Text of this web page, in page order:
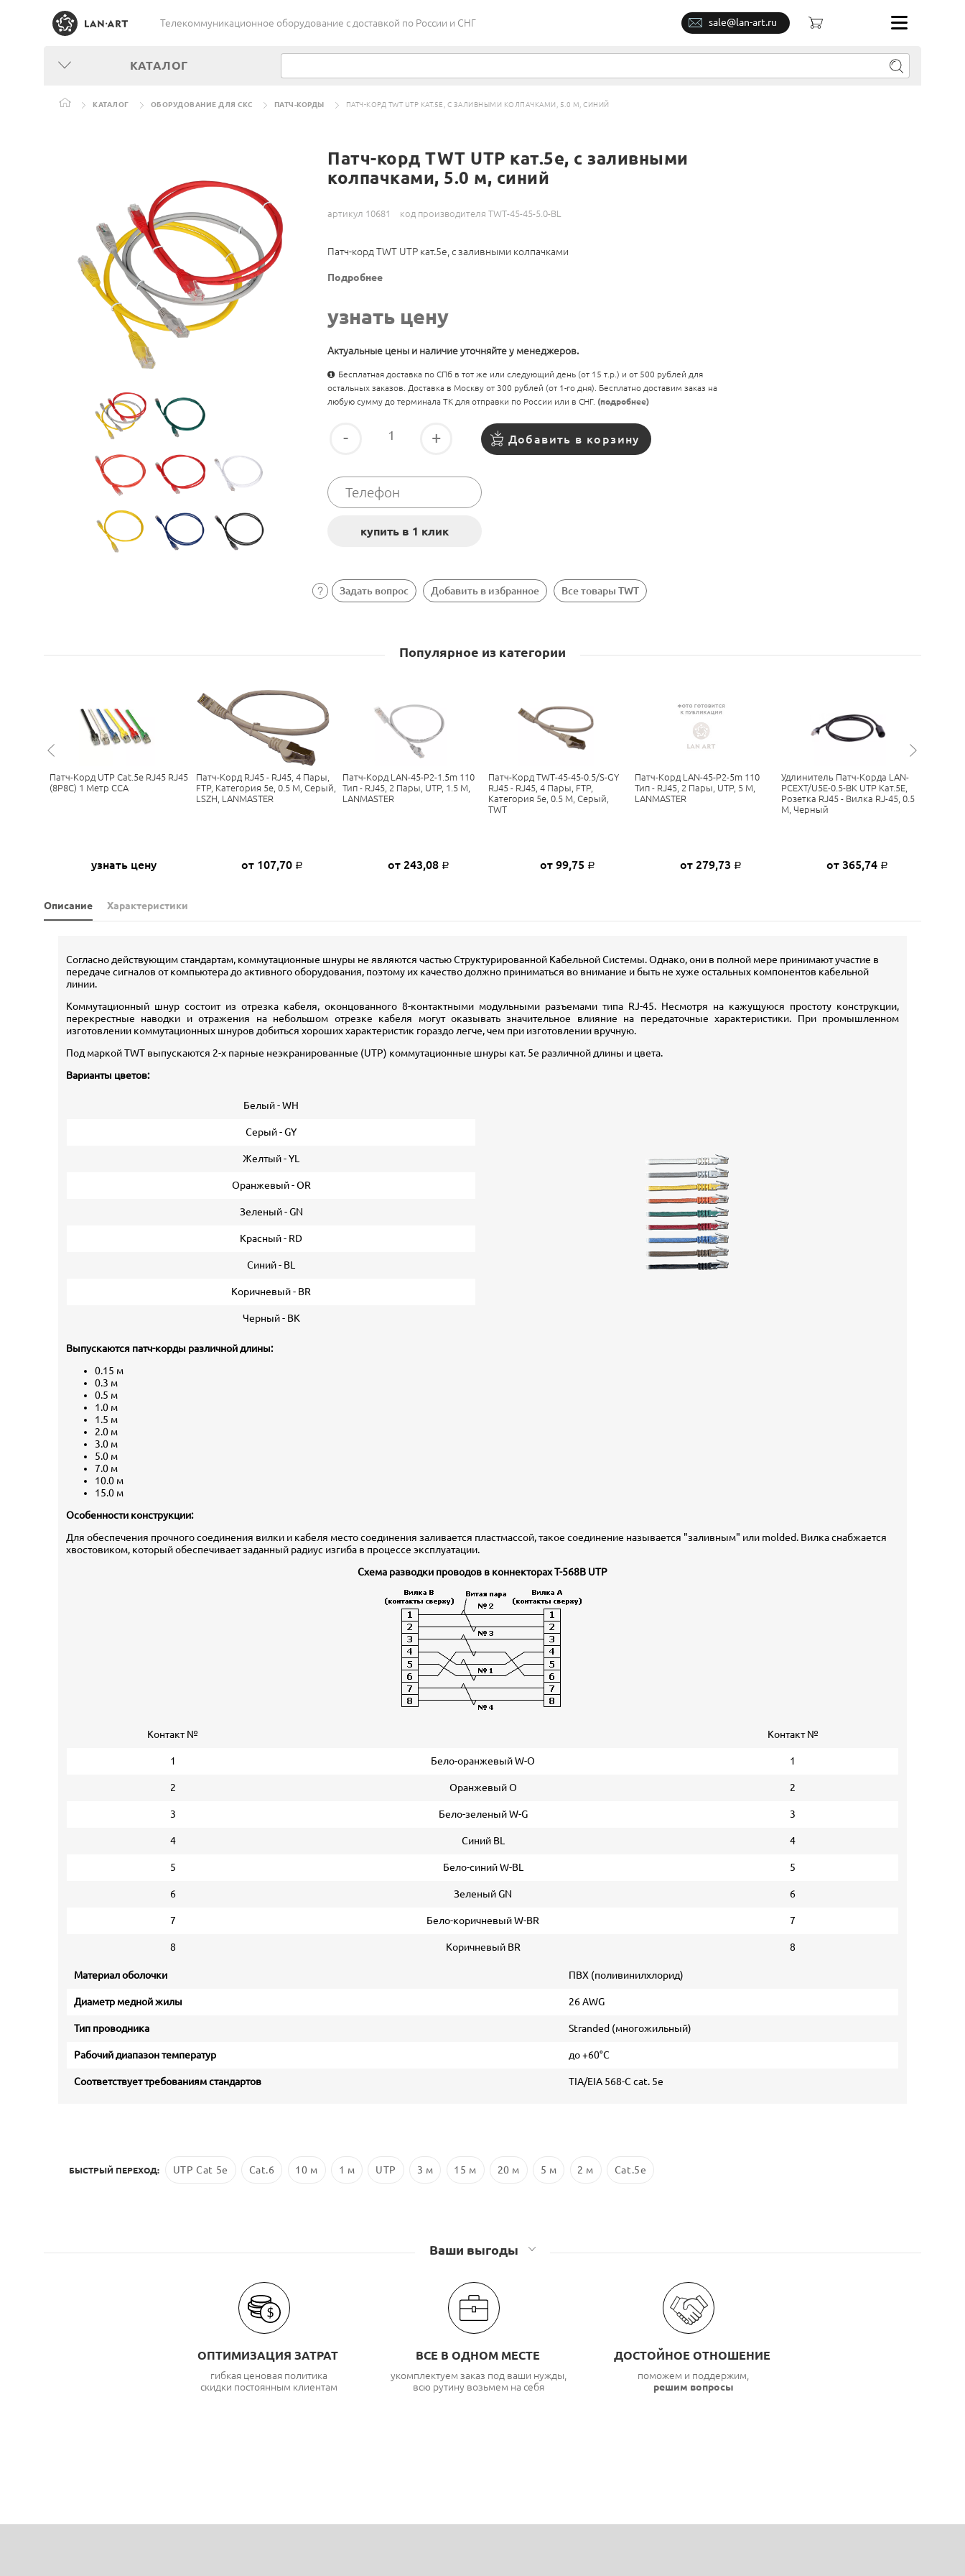
Телекоммуникационное оборудование c доставкой по России и СНГ sale@lan-art.ru
КАТАЛОГ
КАТАЛОГ ОБОРУДОВАНИЕ ДЛЯ СКС ПАТЧ-КОРДЫ ПАТЧ-КОРД TWT UTP КАТ.5E, С ЗАЛИВНЫМИ КОЛПАЧКАМИ, 5.0 М, СИНИЙ
Патч-корд TWT UTP кат.5e, с заливными
колпачками, 5.0 м, синий
артикул 10681 код производителя TWT-45-45-5.0-BL
Патч-корд TWT UTP кат.5e, с заливными колпачками
Подробнее
узнать цену
Актуальные цены и наличие уточняйте у менеджеров.
Бесплатная доставка по СПб в тот же или следующий день (от 15 т.р.) и от 500 рублей для
остальных заказов. Доставка в Москву от 300 рублей (от 1-го дня). Бесплатно доставим заказ на
любую сумму до терминала ТК для отправки по России или в СНГ. (подробнее)
- + Добавить в корзину
Задать вопрос Добавить в избранное Все товары TWT
Популярное из категории
Патч-Корд UTP Cat.5e RJ45 RJ45
(8P8C) 1 Метр CCA
узнать цену
Патч-Корд RJ45 - RJ45, 4 Пары,
FTP, Категория 5е, 0.5 М, Серый,
LSZH, LANMASTER
от 107,70 Р
Патч-Корд LAN-45-P2-1.5m 110
Тип - RJ45, 2 Пары, UTP, 1.5 М,
LANMASTER
от 243,08 Р
Патч-Корд TWT-45-45-0.5/S-GY
RJ45 - RJ45, 4 Пары, FTP,
Категория 5е, 0.5 М, Серый,
TWT
от 99,75 Р
Патч-Корд LAN-45-P2-5m 110
Тип - RJ45, 2 Пары, UTP, 5 М,
LANMASTER
от 279,73 Р
Удлинитель Патч-Корда LAN-
PCEXT/U5E-0.5-BK UTP Кат.5E,
Розетка RJ45 - Вилка RJ-45, 0.5
М, Черный
от 365,74 Р
Описание Характеристики
Согласно действующим стандартам, коммутационные шнуры не являются частью Структурированной Кабельной Системы. Однако, они в полной мере принимают участие в
передаче сигналов от компьютера до активного оборудования, поэтому их качество должно приниматься во внимание и быть не хуже остальных компонентов кабельной
линии.
Коммутационный шнур состоит из отрезка кабеля, оконцованного 8-контактными модульными разъемами типа RJ-45. Несмотря на кажущуюся простоту конструкции,
перекрестные наводки и отражения на небольшом отрезке кабеля могут оказывать значительное влияние на передаточные характеристики. При промышленном
изготовлении коммутационных шнуров добиться хороших характеристик гораздо легче, чем при изготовлении вручную.
Под маркой TWT выпускаются 2-х парные неэкранированные (UTP) коммутационные шнуры кат. 5е различной длины и цвета.
Варианты цветов:
Белый - WH
Серый - GY
Желтый - YL
Оранжевый - OR
Зеленый - GN
Красный - RD
Синий - BL
Коричневый - BR
Черный - BK
Выпускаются патч-корды различной длины:
0.15 м
0.3 м
0.5 м
1.0 м
1.5 м
2.0 м
3.0 м
5.0 м
7.0 м
10.0 м
15.0 м
Особенности конструкции:
Для обеспечения прочного соединения вилки и кабеля место соединения заливается пластмассой, такое соединение называется "заливным" или molded. Вилка снабжается
хвостовиком, который обеспечивает заданный радиус изгиба в процессе эксплуатации.
Схема разводки проводов в коннекторах T-568B UTP
Контакт № Контакт №
1 Бело-оранжевый W-O 1
2 Оранжевый O 2
3 Бело-зеленый W-G 3
4 Синий BL 4
5 Бело-синий W-BL 5
6 Зеленый GN 6
7 Бело-коричневый W-BR 7
8 Коричневый BR 8
Материал оболочки ПВХ (поливинилхлорид)
Диаметр медной жилы 26 AWG
Тип проводника Stranded (многожильный)
Рабочий диапазон температур до +60°С
Соответствует требованиям стандартов TIA/EIA 568-C cat. 5e
БЫСТРЫЙ ПЕРЕХОД: UTP Cat 5e Cat.6 10 м 1 м UTP 3 м 15 м 20 м 5 м 2 м Cat.5e
Ваши выгоды
ОПТИМИЗАЦИЯ ЗАТРАТ
гибкая ценовая политика
скидки постоянным клиентам
ВСЕ В ОДНОМ МЕСТЕ
укомплектуем заказ под ваши нужды,
всю рутину возьмем на себя
ДОСТОЙНОЕ ОТНОШЕНИЕ
поможем и поддержим,
решим вопросы